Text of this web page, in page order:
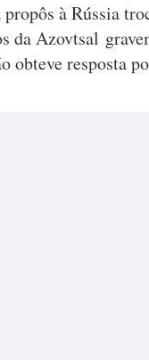
à Rússia
da Azovtsal
obteve resposta